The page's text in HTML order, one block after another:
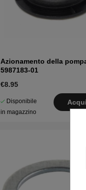
Azionamento della
5987183-01
€8.95
Disponibile
in magazzino